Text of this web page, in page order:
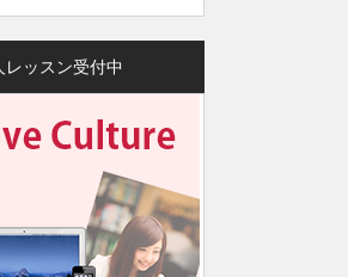
ッスン受付中